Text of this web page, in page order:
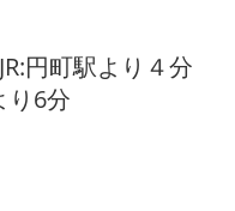
円町駅より４分
り6分